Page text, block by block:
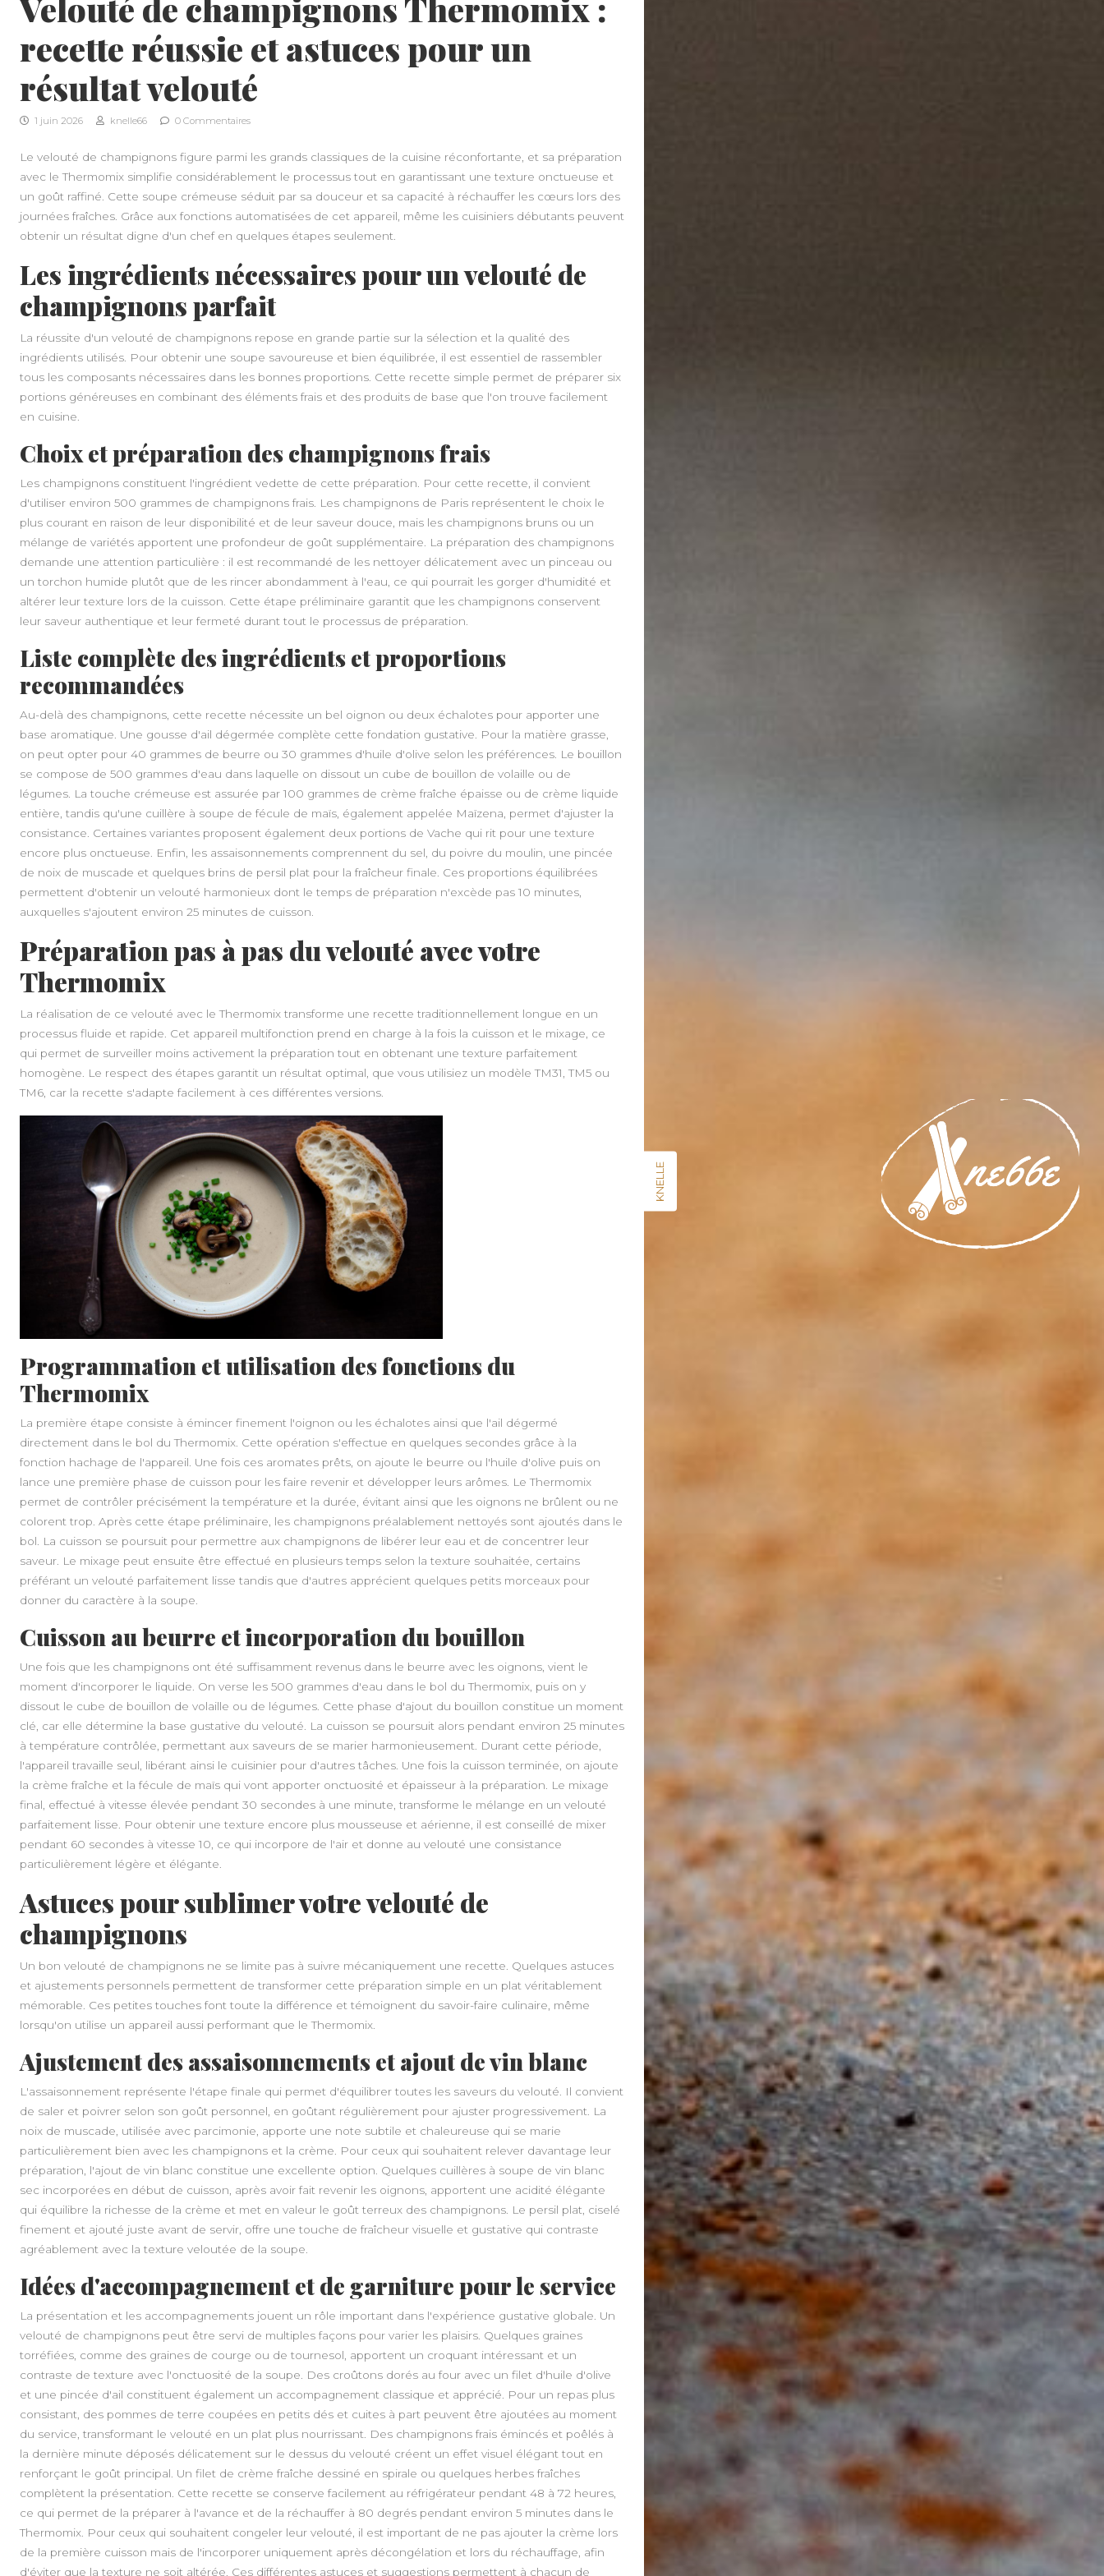
Velouté de champignons Thermomix :
recette réussie et astuces pour un
résultat velouté
1 juin 2026 knelle66 0 Commentaires
Le velouté de champignons figure parmi les grands classiques de la cuisine réconfortante, et sa préparation
avec le Thermomix simplifie considérablement le processus tout en garantissant une texture onctueuse et
un goût raffiné. Cette soupe crémeuse séduit par sa douceur et sa capacité à réchauffer les cœurs lors des
journées fraîches. Grâce aux fonctions automatisées de cet appareil, même les cuisiniers débutants peuvent
obtenir un résultat digne d'un chef en quelques étapes seulement.
Les ingrédients nécessaires pour un velouté de
champignons parfait
La réussite d'un velouté de champignons repose en grande partie sur la sélection et la qualité des
ingrédients utilisés. Pour obtenir une soupe savoureuse et bien équilibrée, il est essentiel de rassembler
tous les composants nécessaires dans les bonnes proportions. Cette recette simple permet de préparer six
portions généreuses en combinant des éléments frais et des produits de base que l'on trouve facilement
en cuisine.
Choix et préparation des champignons frais
Les champignons constituent l'ingrédient vedette de cette préparation. Pour cette recette, il convient
d'utiliser environ 500 grammes de champignons frais. Les champignons de Paris représentent le choix le
plus courant en raison de leur disponibilité et de leur saveur douce, mais les champignons bruns ou un
mélange de variétés apportent une profondeur de goût supplémentaire. La préparation des champignons
demande une attention particulière : il est recommandé de les nettoyer délicatement avec un pinceau ou
un torchon humide plutôt que de les rincer abondamment à l'eau, ce qui pourrait les gorger d'humidité et
altérer leur texture lors de la cuisson. Cette étape préliminaire garantit que les champignons conservent
leur saveur authentique et leur fermeté durant tout le processus de préparation.
Liste complète des ingrédients et proportions
recommandées
Au-delà des champignons, cette recette nécessite un bel oignon ou deux échalotes pour apporter une
base aromatique. Une gousse d'ail dégermée complète cette fondation gustative. Pour la matière grasse,
on peut opter pour 40 grammes de beurre ou 30 grammes d'huile d'olive selon les préférences. Le bouillon
se compose de 500 grammes d'eau dans laquelle on dissout un cube de bouillon de volaille ou de
légumes. La touche crémeuse est assurée par 100 grammes de crème fraîche épaisse ou de crème liquide
entière, tandis qu'une cuillère à soupe de fécule de maïs, également appelée Maïzena, permet d'ajuster la
consistance. Certaines variantes proposent également deux portions de Vache qui rit pour une texture
encore plus onctueuse. Enfin, les assaisonnements comprennent du sel, du poivre du moulin, une pincée
de noix de muscade et quelques brins de persil plat pour la fraîcheur finale. Ces proportions équilibrées
permettent d'obtenir un velouté harmonieux dont le temps de préparation n'excède pas 10 minutes,
auxquelles s'ajoutent environ 25 minutes de cuisson.
Préparation pas à pas du velouté avec votre
Thermomix
La réalisation de ce velouté avec le Thermomix transforme une recette traditionnellement longue en un
processus fluide et rapide. Cet appareil multifonction prend en charge à la fois la cuisson et le mixage, ce
qui permet de surveiller moins activement la préparation tout en obtenant une texture parfaitement
homogène. Le respect des étapes garantit un résultat optimal, que vous utilisiez un modèle TM31, TM5 ou
TM6, car la recette s'adapte facilement à ces différentes versions.
Programmation et utilisation des fonctions du
Thermomix
La première étape consiste à émincer finement l'oignon ou les échalotes ainsi que l'ail dégermé
directement dans le bol du Thermomix. Cette opération s'effectue en quelques secondes grâce à la
fonction hachage de l'appareil. Une fois ces aromates prêts, on ajoute le beurre ou l'huile d'olive puis on
lance une première phase de cuisson pour les faire revenir et développer leurs arômes. Le Thermomix
permet de contrôler précisément la température et la durée, évitant ainsi que les oignons ne brûlent ou ne
colorent trop. Après cette étape préliminaire, les champignons préalablement nettoyés sont ajoutés dans le
bol. La cuisson se poursuit pour permettre aux champignons de libérer leur eau et de concentrer leur
saveur. Le mixage peut ensuite être effectué en plusieurs temps selon la texture souhaitée, certains
préférant un velouté parfaitement lisse tandis que d'autres apprécient quelques petits morceaux pour
donner du caractère à la soupe.
Cuisson au beurre et incorporation du bouillon
Une fois que les champignons ont été suffisamment revenus dans le beurre avec les oignons, vient le
moment d'incorporer le liquide. On verse les 500 grammes d'eau dans le bol du Thermomix, puis on y
dissout le cube de bouillon de volaille ou de légumes. Cette phase d'ajout du bouillon constitue un moment
clé, car elle détermine la base gustative du velouté. La cuisson se poursuit alors pendant environ 25 minutes
à température contrôlée, permettant aux saveurs de se marier harmonieusement. Durant cette période,
l'appareil travaille seul, libérant ainsi le cuisinier pour d'autres tâches. Une fois la cuisson terminée, on ajoute
la crème fraîche et la fécule de maïs qui vont apporter onctuosité et épaisseur à la préparation. Le mixage
final, effectué à vitesse élevée pendant 30 secondes à une minute, transforme le mélange en un velouté
parfaitement lisse. Pour obtenir une texture encore plus mousseuse et aérienne, il est conseillé de mixer
pendant 60 secondes à vitesse 10, ce qui incorpore de l'air et donne au velouté une consistance
particulièrement légère et élégante.
Astuces pour sublimer votre velouté de
champignons
Un bon velouté de champignons ne se limite pas à suivre mécaniquement une recette. Quelques astuces
et ajustements personnels permettent de transformer cette préparation simple en un plat véritablement
mémorable. Ces petites touches font toute la différence et témoignent du savoir-faire culinaire, même
lorsqu'on utilise un appareil aussi performant que le Thermomix.
Ajustement des assaisonnements et ajout de vin blanc
L'assaisonnement représente l'étape finale qui permet d'équilibrer toutes les saveurs du velouté. Il convient
de saler et poivrer selon son goût personnel, en goûtant régulièrement pour ajuster progressivement. La
noix de muscade, utilisée avec parcimonie, apporte une note subtile et chaleureuse qui se marie
particulièrement bien avec les champignons et la crème. Pour ceux qui souhaitent relever davantage leur
préparation, l'ajout de vin blanc constitue une excellente option. Quelques cuillères à soupe de vin blanc
sec incorporées en début de cuisson, après avoir fait revenir les oignons, apportent une acidité élégante
qui équilibre la richesse de la crème et met en valeur le goût terreux des champignons. Le persil plat, ciselé
finement et ajouté juste avant de servir, offre une touche de fraîcheur visuelle et gustative qui contraste
agréablement avec la texture veloutée de la soupe.
Idées d'accompagnement et de garniture pour le service
La présentation et les accompagnements jouent un rôle important dans l'expérience gustative globale. Un
velouté de champignons peut être servi de multiples façons pour varier les plaisirs. Quelques graines
torréfiées, comme des graines de courge ou de tournesol, apportent un croquant intéressant et un
contraste de texture avec l'onctuosité de la soupe. Des croûtons dorés au four avec un filet d'huile d'olive
et une pincée d'ail constituent également un accompagnement classique et apprécié. Pour un repas plus
consistant, des pommes de terre coupées en petits dés et cuites à part peuvent être ajoutées au moment
du service, transformant le velouté en un plat plus nourrissant. Des champignons frais émincés et poêlés à
la dernière minute déposés délicatement sur le dessus du velouté créent un effet visuel élégant tout en
renforçant le goût principal. Un filet de crème fraîche dessiné en spirale ou quelques herbes fraîches
complètent la présentation. Cette recette se conserve facilement au réfrigérateur pendant 48 à 72 heures,
ce qui permet de la préparer à l'avance et de la réchauffer à 80 degrés pendant environ 5 minutes dans le
Thermomix. Pour ceux qui souhaitent congeler leur velouté, il est important de ne pas ajouter la crème lors
de la première cuisson mais de l'incorporer uniquement après décongélation et lors du réchauffage, afin
d'éviter que la texture ne soit altérée. Ces différentes astuces et suggestions permettent à chacun de
KNELLE